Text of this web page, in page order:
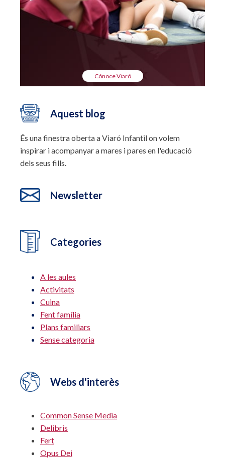
Cónoce Viaró
Aquest blog
És una finestra oberta a Viaró Infantil on volem
inspirar i acompanyar a mares i pares en l'educació
dels seus fills.
Newsletter
Categories
A les aules
Activitats
Cuina
Fent família
Plans familiars
Sense categoria
Webs d'interès
Common Sense Media
Delibris
Fert
Opus Dei